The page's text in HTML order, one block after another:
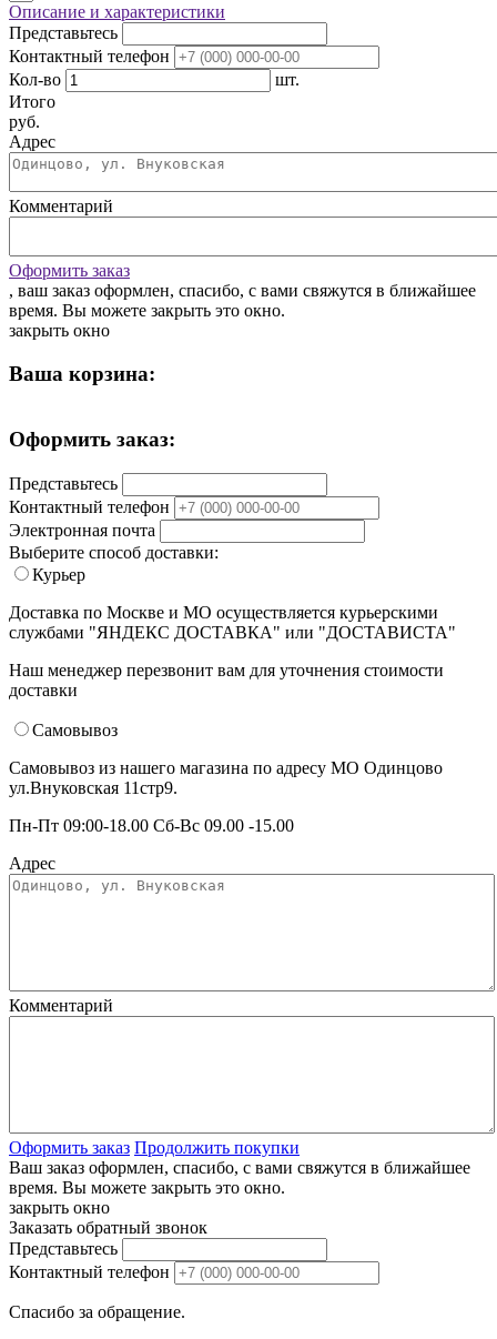
Описание и характеристики
Представьтесь
Контактный телефон
Кол-во
шт.
Итого
pуб.
Адрес
Комментарий
Оформить заказ
, ваш заказ оформлен, спасибо, c вами свяжутся в ближайшее
время. Вы можете закрыть это окно.
закрыть окно
Ваша корзина:
Оформить заказ:
Представьтесь
Контактный телефон
Электронная почта
Выберите способ доставки:
Курьер
Доставка по Москве и МО осуществляется курьерскими
службами "ЯНДЕКС ДОСТАВКА" или "ДОСТАВИСТА"
Наш менеджер перезвонит вам для уточнения стоимости
доставки
Самовывоз
Самовывоз из нашего магазина по адресу МО Одинцово
ул.Внуковская 11стр9.
Пн-Пт 09:00-18.00 Сб-Вс 09.00 -15.00
Адрес
Комментарий
Оформить заказ Продолжить покупки
Ваш заказ оформлен, спасибо, c вами свяжутся в ближайшее
время. Вы можете закрыть это окно.
закрыть окно
Заказать обратный звонок
Представьтесь
Контактный телефон
Спасибо за обращение.